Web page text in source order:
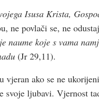
Isusa Krista,
ne povlači se, ne
naume koje s vama
(Jr 29,11).
vjeran ako se ne
svoje ljubavi. Vjernost